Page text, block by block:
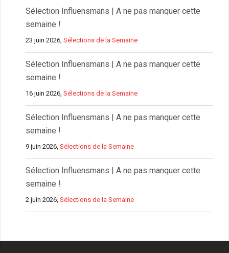
Sélection Influensmans | A ne pas manquer cette
semaine !
23 juin 2026,Sélections de la Semaine
Sélection Influensmans | A ne pas manquer cette
semaine !
16 juin 2026,Sélections de la Semaine
Sélection Influensmans | A ne pas manquer cette
semaine !
9 juin 2026,Sélections de la Semaine
Sélection Influensmans | A ne pas manquer cette
semaine !
2 juin 2026,Sélections de la Semaine